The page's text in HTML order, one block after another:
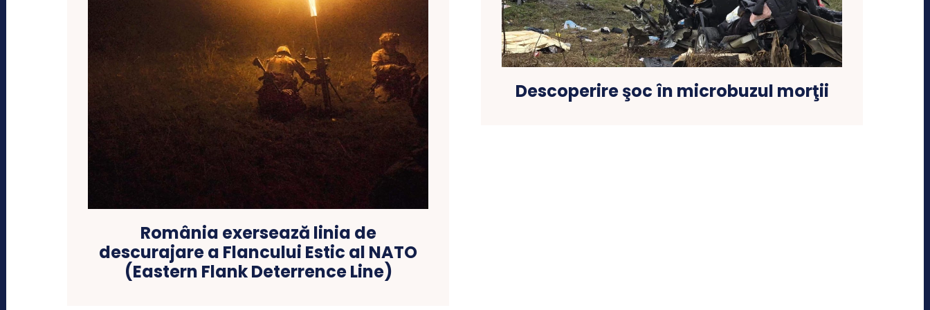
România exersează linia de
descurajare a Flancului Estic al NATO
(Eastern Flank Deterrence Line)
Descoperire şoc în microbuzul morţii